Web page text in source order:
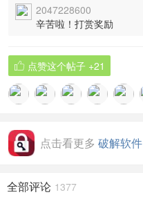
2047228600
辛苦啦！打赏奖励
 点赞这个帖子 +21
点击看更多 破解软件
全部评论 1377